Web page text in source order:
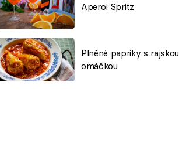
Aperol Spritz
Plněné papriky s rajskou
omáčkou